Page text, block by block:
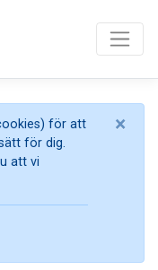
för att
för dig.
att vi
×